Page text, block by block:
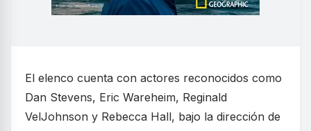
El elenco cuenta con actores reconocidos como
Dan Stevens, Eric Wareheim, Reginald
VelJohnson y Rebecca Hall, bajo la dirección de